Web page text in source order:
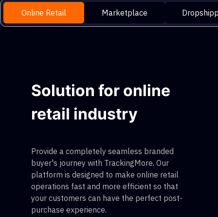
Online Retail Marketplace
Solution for online
retail industry
Provide a completely seamless branded
buyer's journey with TrackingMore. Our
platform is designed to make online retail
operations fast and more efficient so that
your customers can have the perfect post-
purchase experience.